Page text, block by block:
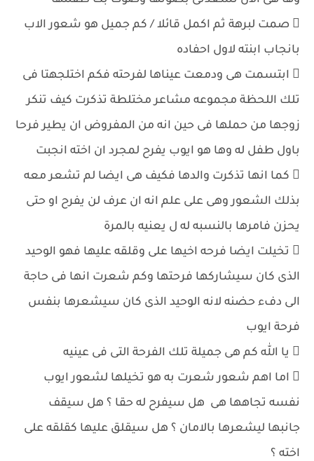
 صمت لبرهة ثم اكمل قائلا / كم جميل هو شعور الاب
بانجاب ابنته لاول احفاده
 ابتسمت هى ودمعت عيناها لفرحته فكم اختلجهتا فى
تلك اللحظة مجموعه مشاعر مختلطة تذكرت كيف تنكر
زوجها من حملها فى حين انه من المفروض ان يطير فرحا
باول طفل له وها هو ايوب يفرح لمجرد ان اخته انجبت
 كما انها تذكرت والدها فكيف هى ايضا لم تشعر معه
بذلك الشعور وهى على علم انه ان عرف لن يفرح او حتى
يحزن فامرها بالنسبه له ل يعنيه بالمرة
 تخيلت ايضا فرحه اخيها على وقلقه عليها فهو الوحيد
الذى كان سيشاركها فرحتها وكم شعرت انها فى حاجة
الى دفء حضنه لانه الوحيد الذى كان سيشعرها بنفس
فرحة ايوب
 يا الله كم هى جميلة تلك الفرحة التى فى عينيه
 اما اهم شعور شعرت به هو تخيلها لشعور ايوب
نفسه تجاهها هى هل سيفرح له حقا ؟ هل سيقف
جانبها ليشعرها بالامان ؟ هل سيقلق عليها كقلقه على
اخته ؟